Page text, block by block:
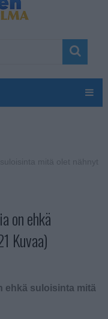
on ehkä
Kuvaa)
ehkä suloisinta mitä